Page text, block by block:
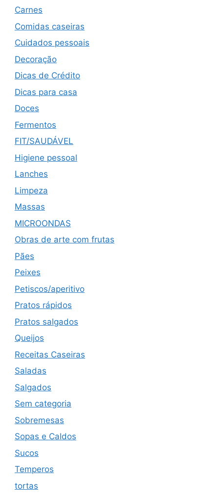
Carnes
Comidas caseiras
Cuidados pessoais
Decoração
Dicas de Crédito
Dicas para casa
Doces
Fermentos
FIT/SAUDÁVEL
Higiene pessoal
Lanches
Limpeza
Massas
MICROONDAS
Obras de arte com frutas
Pães
Peixes
Petiscos/aperitivo
Pratos rápidos
Pratos salgados
Queijos
Receitas Caseiras
Saladas
Salgados
Sem categoria
Sobremesas
Sopas e Caldos
Sucos
Temperos
tortas